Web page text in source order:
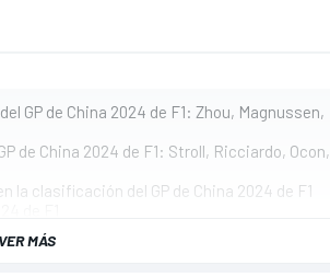
GP de China 2024 de F1: Zhou, Magnussen,
de China 2024 de F1: Stroll, Ricciardo, Ocon,
la clasificación del GP de China 2024 de F1
VER MÁS